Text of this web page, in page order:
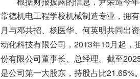
常德机电工程学校机械制造专业，拥
月与邓共招、杨医华、何英明共同出
动化科技有限公司，2013年10月起，
份有限公司董事长、总经理。截至
是公司第一大股东，持股占比21.65%